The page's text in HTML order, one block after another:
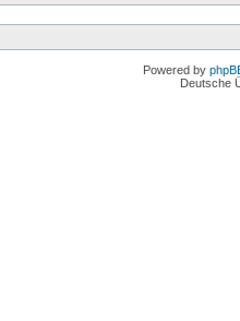
Powered by
Deutsche